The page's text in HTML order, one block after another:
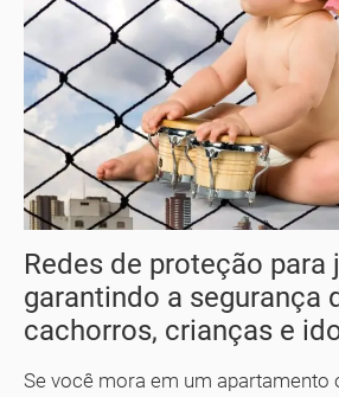
Redes de proteção para
garantindo a segurança
cachorros, crianças e
Se você mora em um apartamento